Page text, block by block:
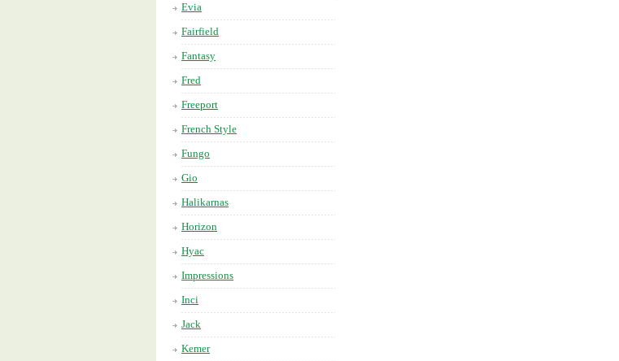
Evia
Fairfield
Fantasy
Fred
Freeport
French Style
Fungo
Gio
Halikarnas
Horizon
Hyac
Impressions
Inci
Jack
Kemer